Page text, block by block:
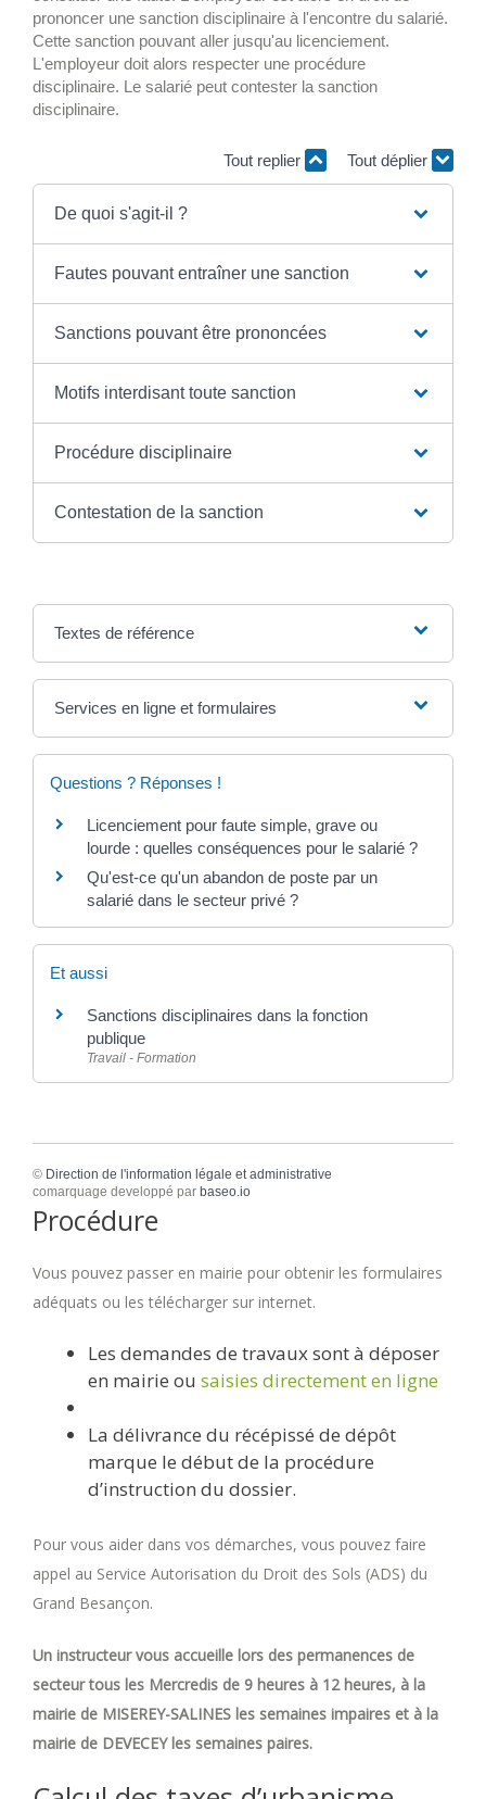
prononcer une sanction disciplinaire à l'encontre du salarié.
Cette sanction pouvant aller jusqu'au licenciement.
L'employeur doit alors respecter une procédure
disciplinaire. Le salarié peut contester la sanction
disciplinaire.
Tout replier Tout déplier
De quoi s'agit-il ?
Fautes pouvant entraîner une sanction
Sanctions pouvant être prononcées
Motifs interdisant toute sanction
Procédure disciplinaire
Contestation de la sanction
Textes de référence
Services en ligne et formulaires
Questions ? Réponses !
Licenciement pour faute simple, grave ou
lourde : quelles conséquences pour le salarié ?
Qu'est-ce qu'un abandon de poste par un
salarié dans le secteur privé ?
Et aussi
Sanctions disciplinaires dans la fonction
publique
Travail - Formation
© Direction de l'information légale et administrative
comarquage developpé par baseo.io
Procédure
Vous pouvez passer en mairie pour obtenir les formulaires
adéquats ou les télécharger sur internet.
Les demandes de travaux sont à déposer
en mairie ou saisies directement en ligne
La délivrance du récépissé de dépôt
marque le début de la procédure
d’instruction du dossier.
Pour vous aider dans vos démarches, vous pouvez faire
appel au Service Autorisation du Droit des Sols (ADS) du
Grand Besançon.
Un instructeur vous accueille lors des permanences de
secteur tous les Mercredis de 9 heures à 12 heures, à la
mairie de MISEREY-SALINES les semaines impaires et à la
mairie de DEVECEY les semaines paires.